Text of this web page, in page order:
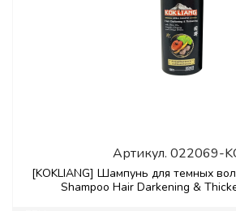
Артикул. 022069-
[KOKLIANG] Шампунь для темных
Shampoo Hair Darkening &